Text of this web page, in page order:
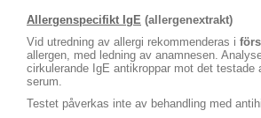
Allergenspecifikt IgE (allergenextrakt)
Vid utredning av allergi rekommenderas i
allergen, med ledning av anamnesen.
cirkulerande IgE antikroppar mot det testade
serum.
Testet påverkas inte av behandling med